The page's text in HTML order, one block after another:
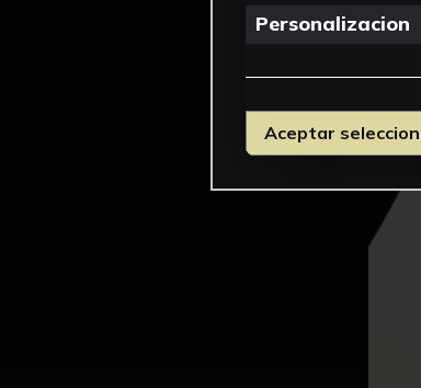
Personalizacion
Aceptar